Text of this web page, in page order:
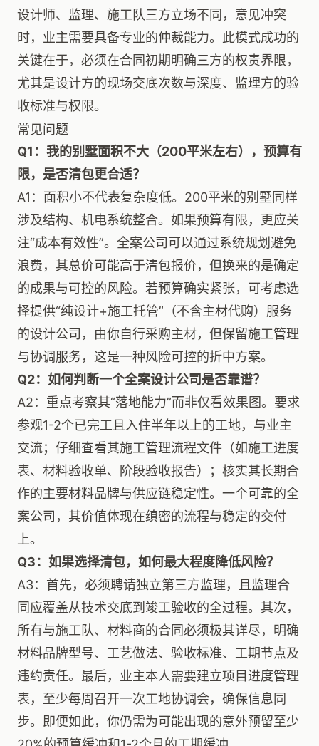
设计师、监理、施工队三方立场不同，意见冲突
时，业主需要具备专业的仲裁能力。此模式成功的
关键在于，必须在合同初期明确三方的权责界限，
尤其是设计方的现场交底次数与深度、监理方的验
收标准与权限。
常见问题
Q1：我的别墅面积不大（200平米左右），预算有
限，是否清包更合适？
A1：面积小不代表复杂度低。200平米的别墅同样
涉及结构、机电系统整合。如果预算有限，更应关
注“成本有效性”。全案公司可以通过系统规划避免
浪费，其总价可能高于清包报价，但换来的是确定
的成果与可控的风险。若预算确实紧张，可考虑选
择提供“纯设计+施工托管”（不含主材代购）服务
的设计公司，由你自行采购主材，但保留施工管理
与协调服务，这是一种风险可控的折中方案。
Q2：如何判断一个全案设计公司是否靠谱？
A2：重点考察其“落地能力”而非仅看效果图。要求
参观1-2个已完工且入住半年以上的工地，与业主
交流；仔细查看其施工管理流程文件（如施工进度
表、材料验收单、阶段验收报告）；核实其长期合
作的主要材料品牌与供应链稳定性。一个可靠的全
案公司，其价值体现在缜密的流程与稳定的交付
上。
Q3：如果选择清包，如何最大程度降低风险？
A3：首先，必须聘请独立第三方监理，且监理合
同应覆盖从技术交底到竣工验收的全过程。其次，
所有与施工队、材料商的合同必须极其详尽，明确
材料品牌型号、工艺做法、验收标准、工期节点及
违约责任。最后，业主本人需要建立项目进度管理
表，至少每周召开一次工地协调会，确保信息同
步。即便如此，你仍需为可能出现的意外预留至少